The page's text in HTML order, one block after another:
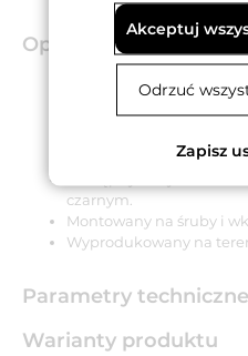
Opis produktu
Okrągły szyld o
Wykonany z mosiądzu.
Dostępny w
czarnym.
Montowany na śruby i
Wyprodukowany na
Parametry techniczne
Warianty produktu
Akceptuj
Odrzuć
Zapisz